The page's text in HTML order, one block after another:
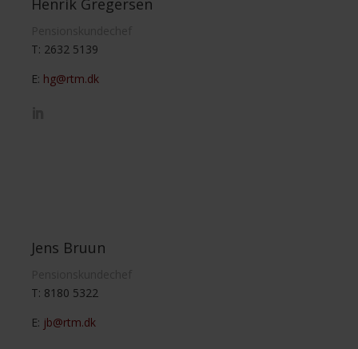
T: 2632 5139
E: hg@rtm.dk
Jens Bruun
T: 8180 5322
E: jb@rtm.dk